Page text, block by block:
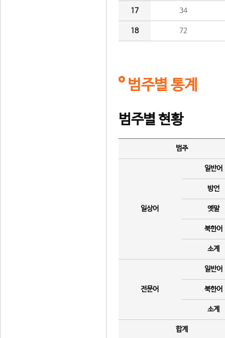
17 34
18 72
범주별 통계
범주별 현황
범주
일상어
일반어
방언
옛말
북한어
소계
전문어
일반어
북한어
소계
합계